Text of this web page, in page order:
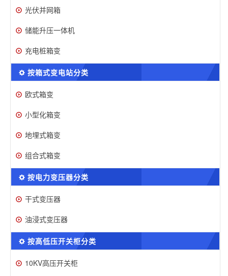
光伏并网箱
储能升压一体机
充电桩箱变
按箱式变电站分类
欧式箱变
小型化箱变
地埋式箱变
组合式箱变
按电力变压器分类
干式变压器
油浸式变压器
按高低压开关柜分类
10KV高压开关柜